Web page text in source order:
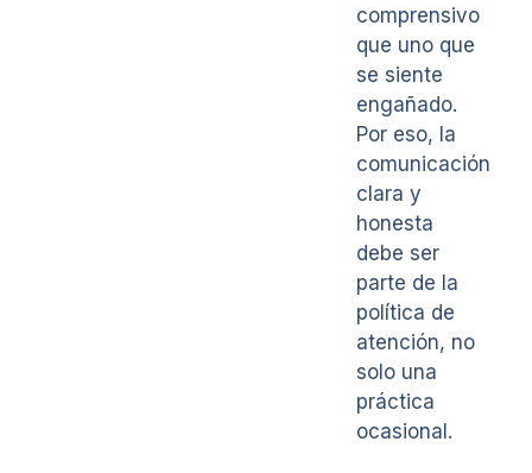
comprensivo
que uno que
se siente
engañado.
Por eso, la
comunicación
clara y
honesta
debe ser
parte de la
política de
atención, no
solo una
práctica
ocasional.